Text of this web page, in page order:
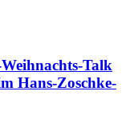
Talk
Hans-Zoschke-